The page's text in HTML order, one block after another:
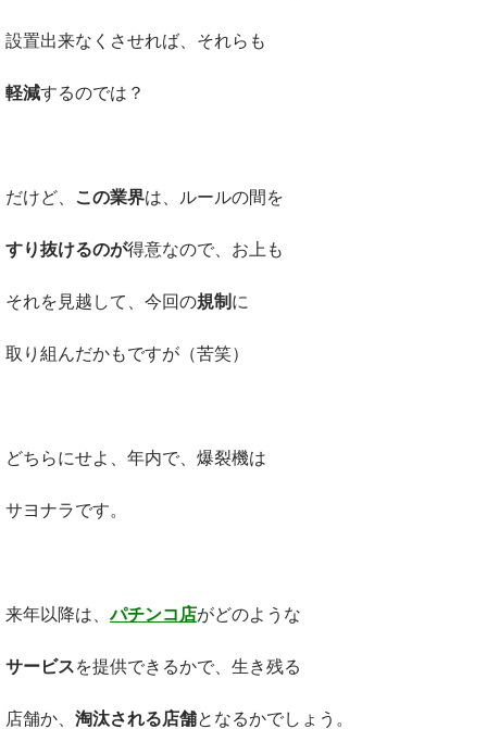
設置出来なくさせれば、それらも
軽減するのでは？
だけど、 この業界は、ルールの間を
すり抜けるのが得意なので、お上も
それを見越して、今回の規制に
取り組んだかもですが（苦笑）
どちらにせよ、年内で、爆裂機は
サヨナラです。
来年以降は、パチンコ店がどのような
サービスを提供できるかで、生き残る
店舗か、 淘汰される店舗となるかでしょう。